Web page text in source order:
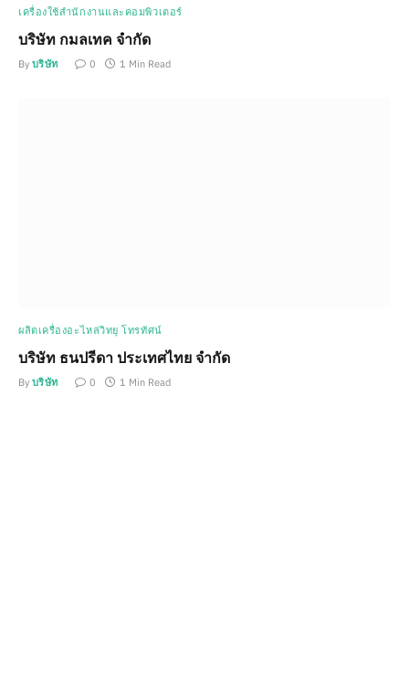
เครื่องใช้สำนักงานและคอมพิวเตอร์
บริษัท กมลเทค จำกัด
By บริษัท 0 1 Min Read
ผลิตเครื่องอะไหล่วิทยุ โทรทัศน์
บริษัท ธนปรีดา ประเทศไทย จำกัด
By บริษัท 0 1 Min Read